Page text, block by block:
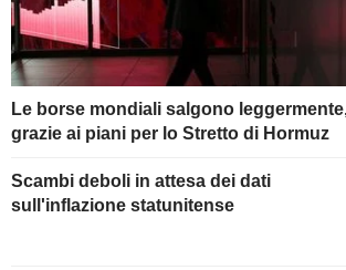
Le borse mondiali salgono
grazie ai piani per lo Stretto di Hormuz
Scambi deboli in attesa dei dati
sull'inflazione statunitense